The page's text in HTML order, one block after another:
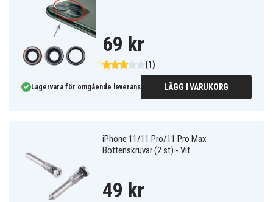
(1)
69 kr
Lagervara för omgående leverans LÄGG I VARUKORG
iPhone 11/11 Pro/11 Pro Max
Bottenskruvar (2 st) - Vit
49 kr